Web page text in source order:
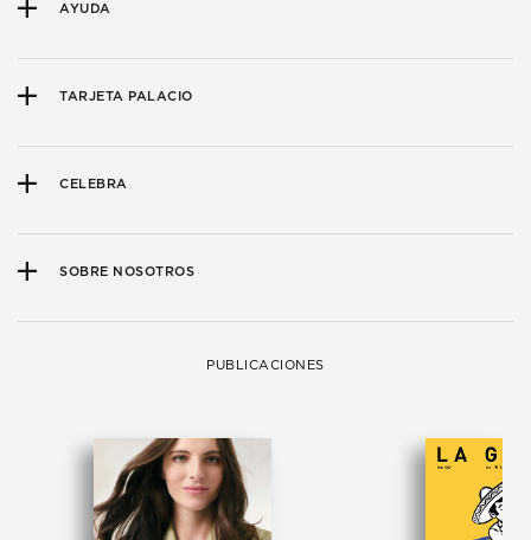
AYUDA
TARJETA PALACIO
CELEBRA
SOBRE NOSOTROS
PUBLICACIONES